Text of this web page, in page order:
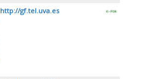
http://gf.tel.uva.es